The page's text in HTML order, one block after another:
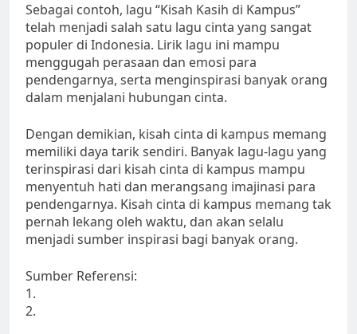
Sebagai contoh, lagu “Kisah Kasih di Kampus”
telah menjadi salah satu lagu cinta yang sangat
populer di Indonesia. Lirik lagu ini mampu
menggugah perasaan dan emosi para
pendengarnya, serta menginspirasi banyak orang
dalam menjalani hubungan cinta.
Dengan demikian, kisah cinta di kampus memang
memiliki daya tarik sendiri. Banyak lagu-lagu yang
terinspirasi dari kisah cinta di kampus mampu
menyentuh hati dan merangsang imajinasi para
pendengarnya. Kisah cinta di kampus memang tak
pernah lekang oleh waktu, dan akan selalu
menjadi sumber inspirasi bagi banyak orang.
Sumber Referensi:
1.
2.